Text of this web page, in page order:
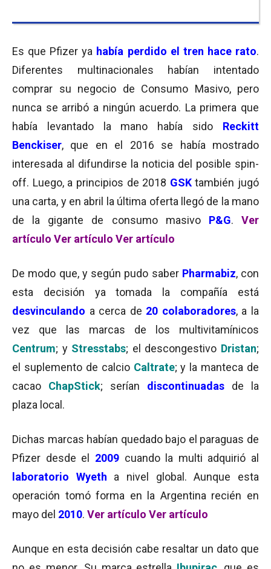
Es que Pfizer ya había perdido el tren hace rato.
Diferentes multinacionales habían intentado
comprar su negocio de Consumo Masivo, pero
nunca se arribó a ningún acuerdo. La primera que
había levantado la mano había sido Reckitt
Benckiser, que en el 2016 se había mostrado
interesada al difundirse la noticia del posible spin-
off. Luego, a principios de 2018 GSK también jugó
una carta, y en abril la última oferta llegó de la mano
de la gigante de consumo masivoP&G.
Ver
artículo Ver artículo Ver artículo
De modo que, y según pudo saber Pharmabiz, con
esta decisión ya tomada la compañía está
desvinculando a cerca de 20 colaboradores, a la
vez que las marcas de los multivitamínicos
Centrum; y Stresstabs; el descongestivo Dristan;
el suplemento de calcio Caltrate; y la manteca de
cacao ChapStick; serían discontinuadas de la
plaza local.
Dichas marcas habían quedado bajo el paraguas de
Pfizer desde el 2009 cuando la multi adquirió al
laboratorio Wyeth a nivel global. Aunque esta
operación tomó forma en la Argentina recién en
mayo del 2010. Ver artículo Ver artículo
Aunque en esta decisión cabe resaltar un dato que